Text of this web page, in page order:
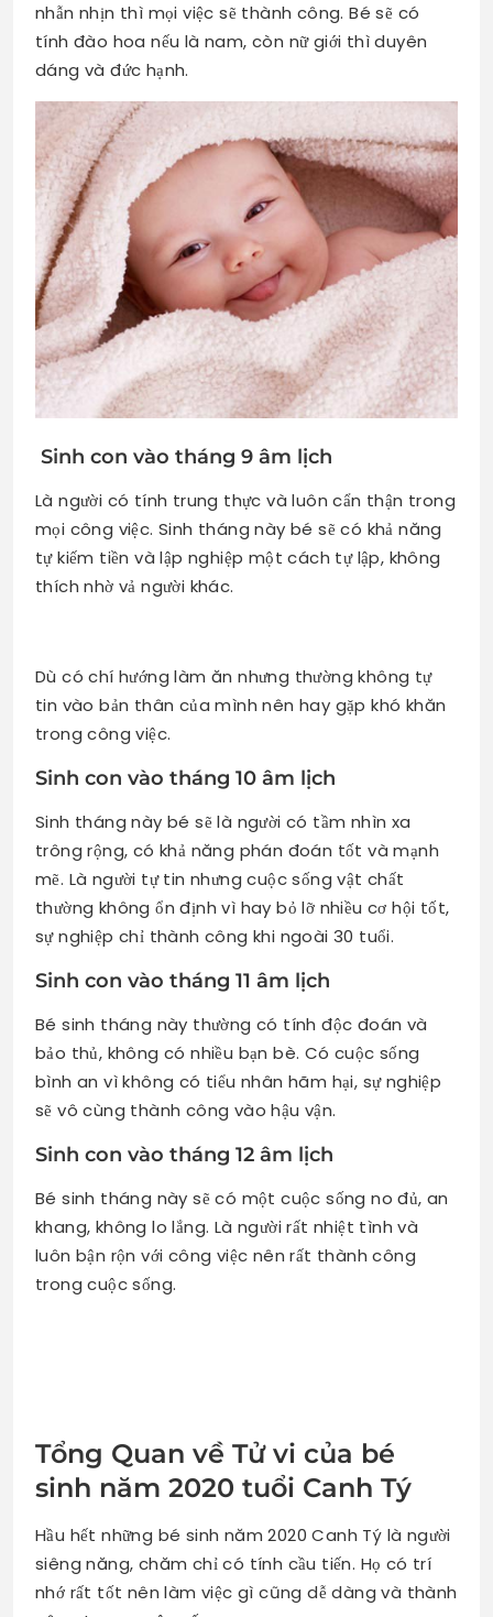
nhẫn nhịn thì mọi việc sẽ thành công. Bé sẽ có
tính đào hoa nếu là nam, còn nữ giới thì duyên
dáng và đức hạnh.
Sinh con vào tháng 9 âm lịch
Là người có tính trung thực và luôn cẩn thận trong
mọi công việc. Sinh tháng này bé sẽ có khả năng
tự kiếm tiền và lập nghiệp một cách tự lập, không
thích nhờ vả người khác.
Dù có chí hướng làm ăn nhưng thường không tự
tin vào bản thân của mình nên hay gặp khó khăn
trong công việc.
Sinh con vào tháng 10 âm lịch
Sinh tháng này bé sẽ là người có tầm nhìn xa
trông rộng, có khả năng phán đoán tốt và mạnh
mẽ. Là người tự tin nhưng cuộc sống vật chất
thường không ổn định vì hay bỏ lỡ nhiều cơ hội tốt,
sự nghiệp chỉ thành công khi ngoài 30 tuổi.
Sinh con vào tháng 11 âm lịch
Bé sinh tháng này thường có tính độc đoán và
bảo thủ, không có nhiều bạn bè. Có cuộc sống
bình an vì không có tiểu nhân hãm hại, sự nghiệp
sẽ vô cùng thành công vào hậu vận.
Sinh con vào tháng 12 âm lịch
Bé sinh tháng này sẽ có một cuộc sống no đủ, an
khang, không lo lắng. Là người rất nhiệt tình và
luôn bận rộn với công việc nên rất thành công
trong cuộc sống.
Tổng Quan về Tử vi của bé
sinh năm 2020 tuổi Canh Tý
Hầu hết những bé sinh năm 2020 Canh Tý là người
siêng năng, chăm chỉ có tính cầu tiến. Họ có trí
nhớ rất tốt nên làm việc gì cũng dễ dàng và thành